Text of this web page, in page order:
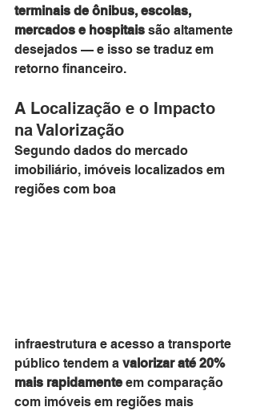
terminais de ônibus, escolas,
mercados e hospitais são altamente
desejados — e isso se traduz em
retorno financeiro.
A Localização e o Impacto
na Valorização
Segundo dados do mercado
imobiliário, imóveis localizados em
regiões com boa
infraestrutura e acesso a transporte
público tendem a valorizar até 20%
mais rapidamente em comparação
com imóveis em regiões mais